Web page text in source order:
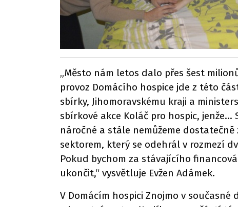
„Město nám letos dalo přes šest
provoz Domácího hospice jde z této
sbírky, Jihomoravskému kraji a
sbírkové akce Koláč pro hospic,
náročné a stále nemůžeme
sektorem, který se odehrál v rozmezí
Pokud bychom za stávajícího
ukončit,“ vysvětluje Evžen Adámek.
V Domácím hospici Znojmo v